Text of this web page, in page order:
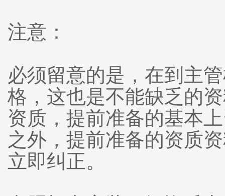
注意：
必须留意的是，在到主
格，这也是不能缺乏的
资质，提前准备的基本
之外，提前准备的资质
立即纠正。